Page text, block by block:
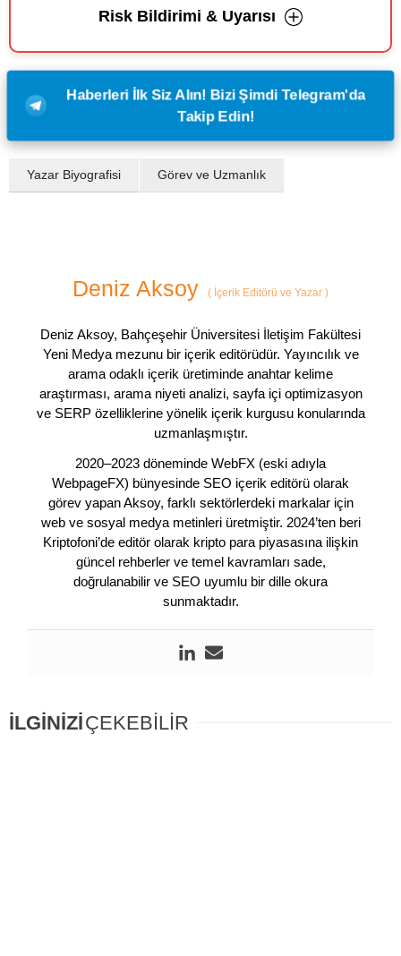
Risk Bildirimi & Uyarısı
Haberleri İlk Siz Alın! Bizi Şimdi Telegram'da
Takip Edin!
Yazar Biyografisi Görev ve Uzmanlık
Deniz Aksoy ( İçerik Editörü ve Yazar )
Deniz Aksoy, Bahçeşehir Üniversitesi İletişim Fakültesi
Yeni Medya mezunu bir içerik editörüdür. Yayıncılık ve
arama odaklı içerik üretiminde anahtar kelime
araştırması, arama niyeti analizi, sayfa içi optimizasyon
ve SERP özelliklerine yönelik içerik kurgusu konularında
uzmanlaşmıştır.
2020–2023 döneminde WebFX (eski adıyla
WebpageFX) bünyesinde SEO içerik editörü olarak
görev yapan Aksoy, farklı sektörlerdeki markalar için
web ve sosyal medya metinleri üretmiştir. 2024’ten beri
Kriptofoni’de editör olarak kripto para piyasasına ilişkin
güncel rehberler ve temel kavramları sade,
doğrulanabilir ve SEO uyumlu bir dille okura
sunmaktadır.
İLGİNİZİÇEKEBİLİR